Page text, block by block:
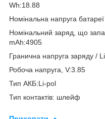
Wh:18.88
Номінальна напруга
Номінальний заряд, що
mAh:4905
Гранична напруга заряду /
Робоча напруга, V:3.85
Тип АКБ:Li-pol
Тип контактів: шлейф